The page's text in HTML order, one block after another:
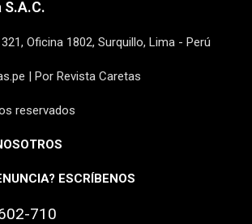
Oficina 1802, Surquillo, Lima - Perú
| Por Revista Caretas
reservados
ESCRÍBENOS
710